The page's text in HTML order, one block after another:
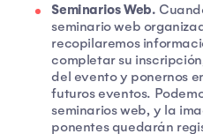
Seminarios Web.
seminario web
recopilaremos
completar su
del evento y ponernos
futuros eventos.
seminarios web, y la
ponentes quedarán